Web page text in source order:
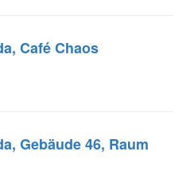
Café Chaos
Gebäude 46, Raum